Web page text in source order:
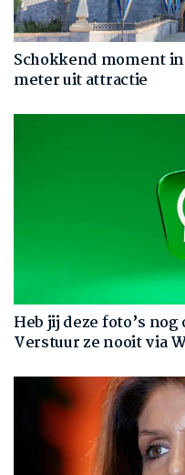
Schokkend moment
meter uit attractie
Heb jij deze foto’s
Verstuur ze nooit via